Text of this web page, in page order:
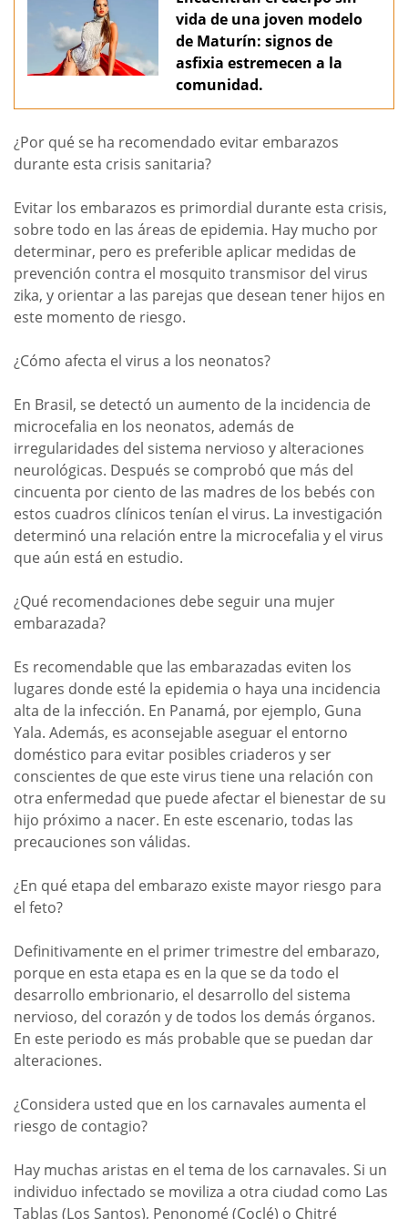
vida de una joven modelo
de Maturín: signos de
asfixia estremecen a la
comunidad.
¿Por qué se ha recomendado evitar embarazos
durante esta crisis sanitaria?
Evitar los embarazos es primordial durante esta crisis,
sobre todo en las áreas de epidemia. Hay mucho por
determinar, pero es preferible aplicar medidas de
prevención contra el mosquito transmisor del virus
zika, y orientar a las parejas que desean tener hijos en
este momento de riesgo.
¿Cómo afecta el virus a los neonatos?
En Brasil, se detectó un aumento de la incidencia de
microcefalia en los neonatos, además de
irregularidades del sistema nervioso y alteraciones
neurológicas. Después se comprobó que más del
cincuenta por ciento de las madres de los bebés con
estos cuadros clínicos tenían el virus. La investigación
determinó una relación entre la microcefalia y el virus
que aún está en estudio.
¿Qué recomendaciones debe seguir una mujer
embarazada?
Es recomendable que las embarazadas eviten los
lugares donde esté la epidemia o haya una incidencia
alta de la infección. En Panamá, por ejemplo, Guna
Yala. Además, es aconsejable aseguar el entorno
doméstico para evitar posibles criaderos y ser
conscientes de que este virus tiene una relación con
otra enfermedad que puede afectar el bienestar de su
hijo próximo a nacer. En este escenario, todas las
precauciones son válidas.
¿En qué etapa del embarazo existe mayor riesgo para
el feto?
Definitivamente en el primer trimestre del embarazo,
porque en esta etapa es en la que se da todo el
desarrollo embrionario, el desarrollo del sistema
nervioso, del corazón y de todos los demás órganos.
En este periodo es más probable que se puedan dar
alteraciones.
¿Considera usted que en los carnavales aumenta el
riesgo de contagio?
Hay muchas aristas en el tema de los carnavales. Si un
individuo infectado se moviliza a otra ciudad como Las
Tablas (Los Santos), Penonomé (Coclé) o Chitré